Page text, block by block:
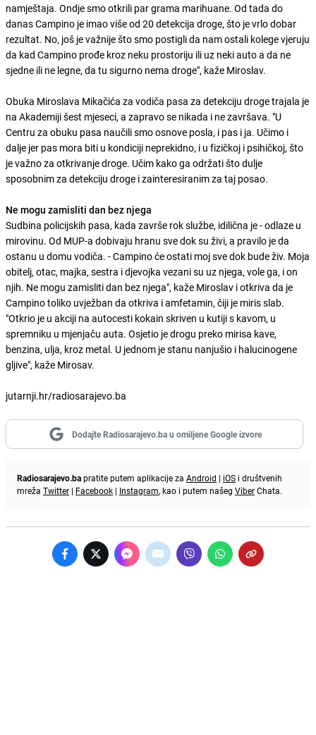
namještaja. Ondje smo otkrili par grama marihuane. Od tada do
danas Campino je imao više od 20 detekcija droge, što je vrlo dobar
rezultat. No, još je važnije što smo postigli da nam ostali kolege vjeruju
da kad Campino prođe kroz neku prostoriju ili uz neki auto a da ne
sjedne ili ne legne, da tu sigurno nema droge", kaže Miroslav.
Obuka Miroslava Mikačića za vodiča pasa za detekciju droge trajala je
na Akademiji šest mjeseci, a zapravo se nikada i ne završava. "U
Centru za obuku pasa naučili smo osnove posla, i pas i ja. Učimo i
dalje jer pas mora biti u kondiciji neprekidno, i u fizičkoj i psihičkoj, što
je važno za otkrivanje droge. Učim kako ga održati što dulje
sposobnim za detekciju droge i zainteresiranim za taj posao.
Ne mogu zamisliti dan bez njega
Sudbina policijskih pasa, kada završe rok službe, idilična je - odlaze u
mirovinu. Od MUP-a dobivaju hranu sve dok su živi, a pravilo je da
ostanu u domu vodiča. - Campino će ostati moj sve dok bude živ. Moja
obitelj, otac, majka, sestra i djevojka vezani su uz njega, vole ga, i on
njih. Ne mogu zamisliti dan bez njega", kaže Miroslav i otkriva da je
Campino toliko uvježban da otkriva i amfetamin, čiji je miris slab.
"Otkrio je u akciji na autocesti kokain skriven u kutiji s kavom, u
spremniku u mjenjaču auta. Osjetio je drogu preko mirisa kave,
benzina, ulja, kroz metal. U jednom je stanu nanjušio i halucinogene
gljive", kaže Mirosav.
jutarnji.hr/radiosarajevo.ba
Dodajte Radiosarajevo.ba u omiljene Google izvore
Radiosarajevo.bapratite putem aplikacije za Android | iOS i društvenih
mreža Twitter | Facebook | Instagram, kao i putem našeg ViberChata.